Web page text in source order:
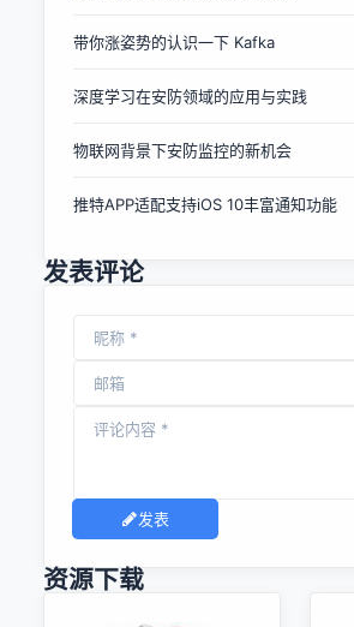
者大会的日程安排显示，“三星电子将
系统将带来一系列的新功能。”三星电
理数据，几乎不会出现延迟情况。举
（Mars Rover）。 三星电子开发开源
设备实现互通。此举的目标是为了避
带你涨姿势的认识一下 Kafka
深度学习在安防领域的应用与实践
物联网背景下安防监控的新机会
推特APP适配支持iOS 10丰富通知功能
发表评论
发表
资源下载